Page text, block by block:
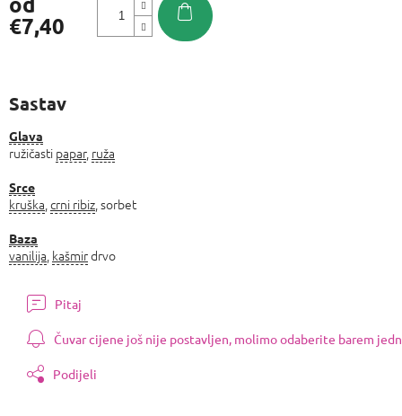
€7,40
Sastav
Glava
ružičasti papar, ruža
Srce
kruška,crni ribiz, sorbet
Baza
vanilija, kašmirdrvo
Pitaj
Čuvar cijene još nije postavljen, molimo odaberite barem
Podijeli